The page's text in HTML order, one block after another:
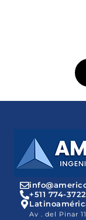
+511 774-3722
Av . del Pinar